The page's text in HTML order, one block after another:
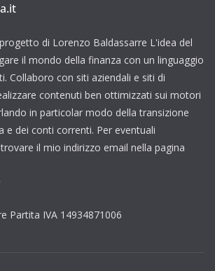
di Lorenzo Baldassarre L'idea del
il mondo della finanza con un linguaggio
Collaboro con siti aziendali e siti di
contenuti ben ottimizzati sui motori
in particolar modo della transizione
e dei conti correnti. Per eventuali
il mio indirizzo email nella pagina
Partita IVA 14934871006